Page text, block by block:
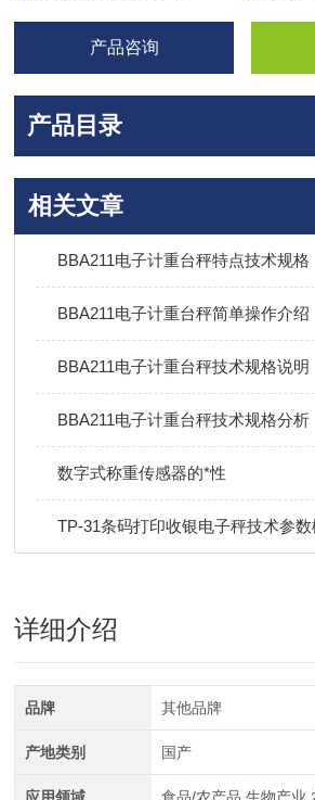
产品咨询
产品目录
相关文章
BBA211电子计重台秤特点技术规格
BBA211电子计重台秤简单操作介绍
BBA211电子计重台秤技术规格说明
BBA211电子计重台秤技术规格分析
数字式称重传感器的*性
TP-31条码打印收银电子秤技术参
详细介绍
品牌 其他品牌
产地类别 国产